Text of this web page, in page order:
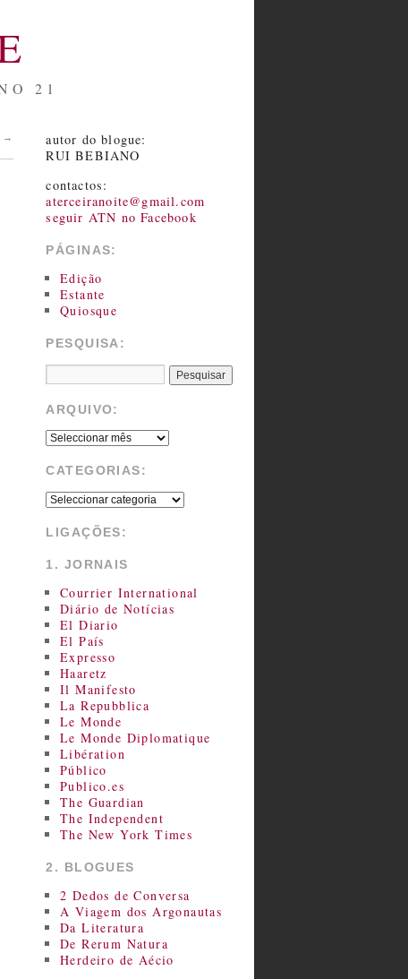
21
→
autor do blogue:
RUI BEBIANO
contactos:
aterceiranoite@gmail.com
seguir ATN no Facebook
PÁGINAS:
Edição
Estante
Quiosque
PESQUISA:
ARQUIVO:
CATEGORIAS:
LIGAÇÕES:
1. JORNAIS
Courrier International
Diário de Notícias
El Diario
El País
Expresso
Haaretz
Il Manifesto
La Repubblica
Le Monde
Le Monde Diplomatique
Libération
Público
Publico.es
The Guardian
The Independent
The New York Times
2. BLOGUES
2 Dedos de Conversa
A Viagem dos Argonautas
Da Literatura
De Rerum Natura
Herdeiro de Aécio